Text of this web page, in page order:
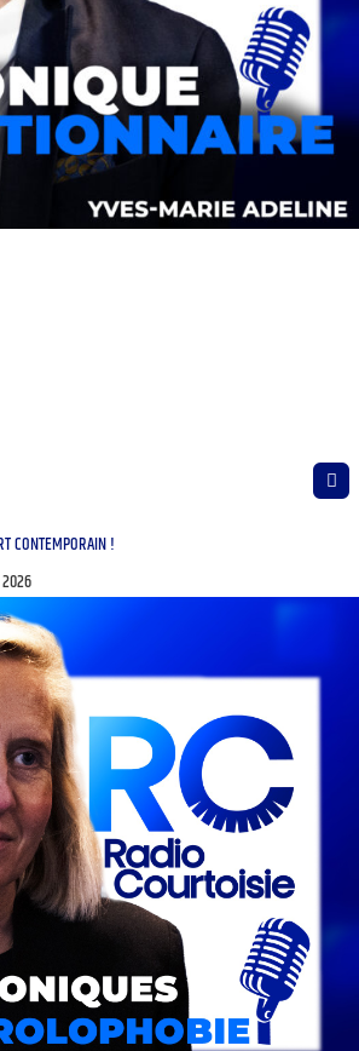
CONTEMPORAIN !
2026